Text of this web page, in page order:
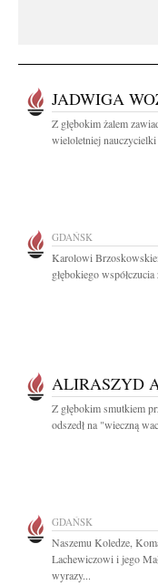
JADWIGA
Z głębokim żalem
wieloletniej
GDAŃSK
Karolowi
głębokiego
ALIRASZYD
Z głębokim smutkiem
odszedł na "wieczną
GDAŃSK
Naszemu Koledze,
Lachewiczowi i jego
wyrazy...